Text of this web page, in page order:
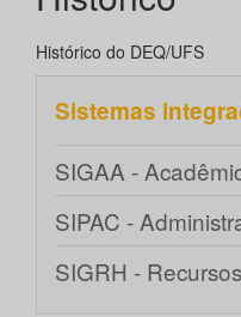
Histórico do DEQ/UFS
Sistemas
SIGAA -
SIPAC -
SIGRH -